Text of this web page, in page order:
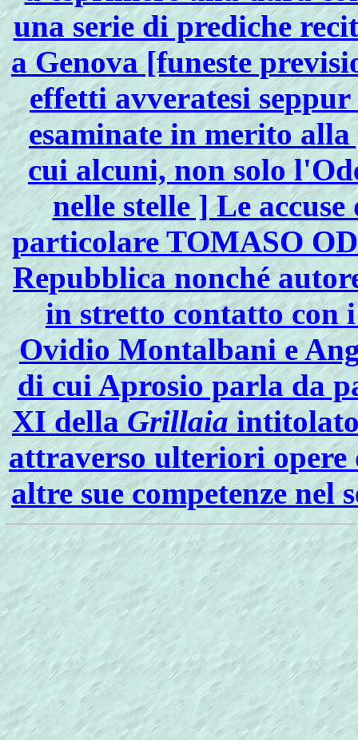
una serie di prediche
a Genova [funeste
effetti avveratesi
esaminate in merito alla
cui alcuni, non solo
nelle stelle ] Le
particolare TOMASO
Repubblica nonché
in stretto contatto con
Ovidio Montalbani e
di cui Aprosio parla da
XI dellaGrillaia
attraverso ulteriori
altre sue competenze